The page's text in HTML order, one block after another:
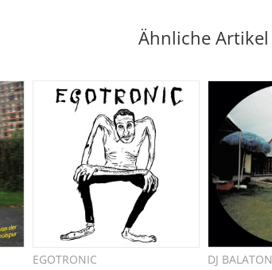
Ähnliche Artikel
EGOTRONIC DJ BALATON